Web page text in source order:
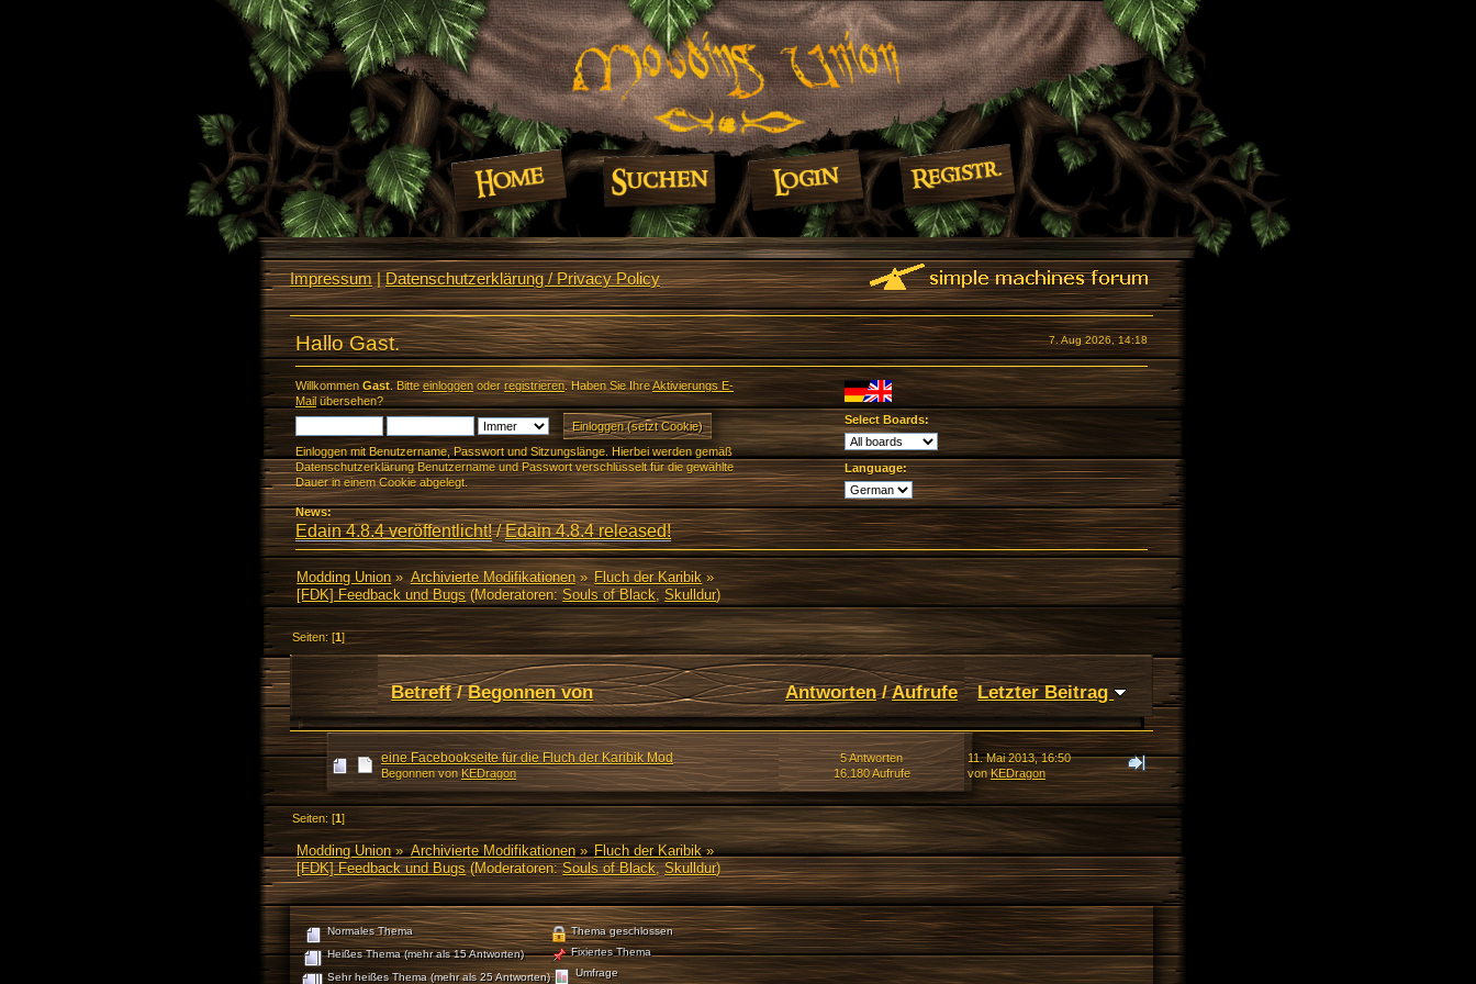
Impressum|Datenschutzerklärung / Privacy Policy
7. Aug 2026, 14:18
Hallo Gast.
Willkommen Gast. Bitte einloggenoderregistrieren. Haben Sie IhreAktivierungs E-
Mailübersehen?
Einloggen mit Benutzername, Passwort und Sitzungslänge. Hierbei werden gemäß
Datenschutzerklärung Benutzername und Passwort verschlüsselt für die gewählte
Dauer in einem Cookie abgelegt.
Select Boards:
Language:
News:
Edain 4.8.4 veröffentlicht!/Edain 4.8.4 released!
Modding Union» Archivierte Modifikationen» Fluch der Karibik»
[FDK] Feedback und Bugs(Moderatoren:Souls of Black,Skulldur)
Seiten: [1]
Betreff/Begonnen von Antworten/Aufrufe Letzter Beitrag
eine Facebookseite für die Fluch der Karibik Mod
Begonnen von KEDragon
5 Antworten
16.180 Aufrufe
11. Mai 2013, 16:50
vonKEDragon
Seiten: [1]
Modding Union» Archivierte Modifikationen» Fluch der Karibik»
[FDK] Feedback und Bugs(Moderatoren:Souls of Black,Skulldur)
Normales Thema
Heißes Thema (mehr als 15 Antworten)
Sehr heißes Thema (mehr als 25 Antworten)
Thema geschlossen
Fixiertes Thema
Umfrage